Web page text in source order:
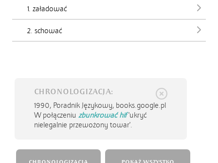
1. załadować
2. schować
CHRONOLOGIZACJA:
1990, Poradnik Językowy, books.google.pl
W połączeniu zbunkrować hif'ukryć
nielegalnie przewożony towar'.